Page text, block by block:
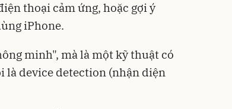
thoại cảm ứng, hoặc gợi ý
iPhone.
minh", mà là một kỹ thuật có
là device detection (nhận diện